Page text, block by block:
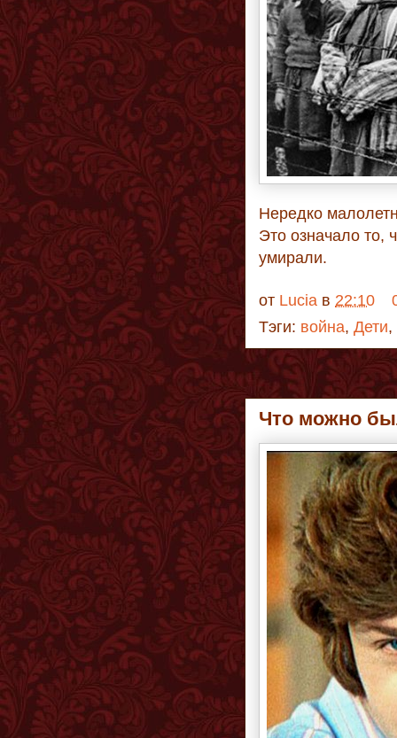
Нередко
Это означало то,
умирали.
от Lucia в 22:10
Тэги: война, Дети,
Что можно